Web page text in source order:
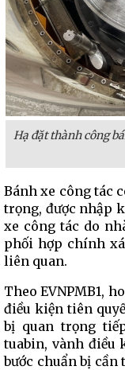
Hạ đặt thành công
Bánh xe công tác
trọng, được nhập
xe công tác do
phối hợp chính
liên quan.
Theo EVNPMB1,
điều kiện tiên
bị quan trọng
tuabin, vành điều
bước chuẩn bị